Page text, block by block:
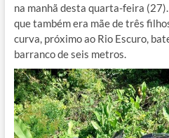
na manhã desta quarta-feira
que também era mãe de três
curva, próximo ao Rio Escuro,
barranco de seis metros.